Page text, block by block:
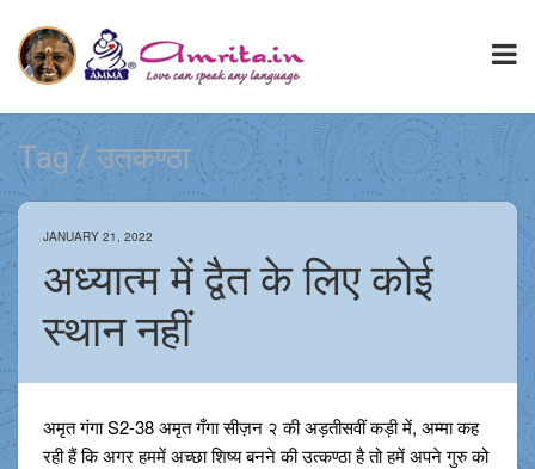
Tag / उतकण्ठा
JANUARY 21, 2022
अध्यात्म में द्वैत के लिए कोई
स्थान नहीं
अमृत गंगा S2-38 अमृत गँगा सीज़न २ की अड़तीसवीं कड़ी में, अम्मा कह
रही हैं कि अगर हममें अच्छा शिष्य बनने की उत्कण्ठा है तो हमें अपने गुरु को